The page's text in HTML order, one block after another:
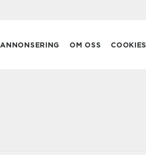
ANNONSERING OM OSS COOKIES